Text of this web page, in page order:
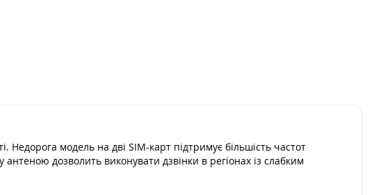
модель на дві SIM-карт підтримує більшість частот
дозволить виконувати дзвінки в регіонах із слабким